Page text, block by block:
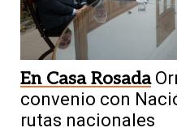
En Casa Rosada
convenio con
rutas nacionales